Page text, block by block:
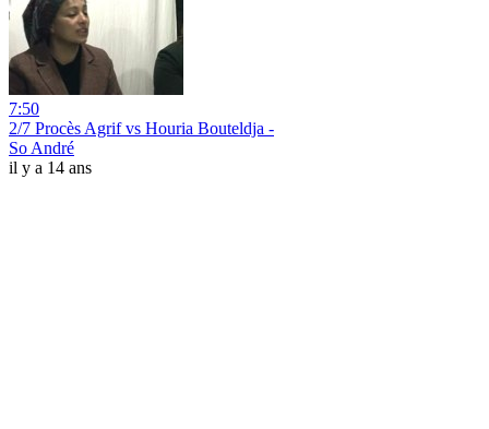
7:50
2/7 Procès Agrif vs Houria Bouteldja -
So André
il y a 14 ans